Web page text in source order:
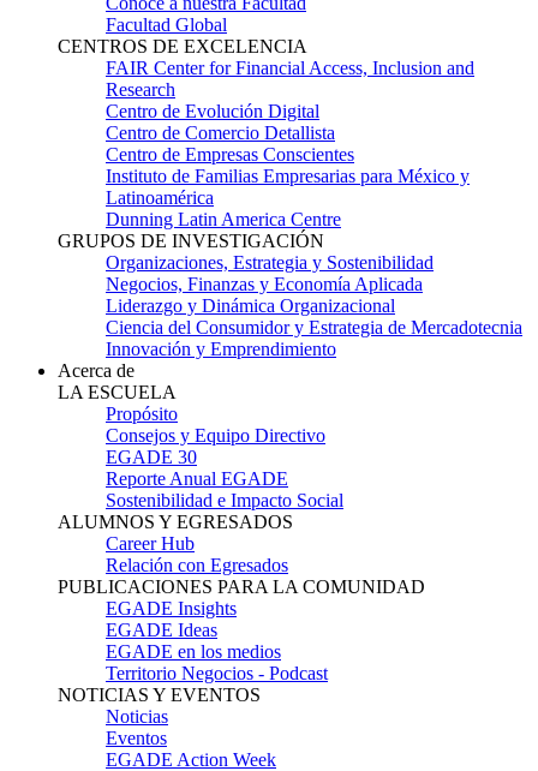
Facultad Global
CENTROS DE EXCELENCIA
FAIR Center for Financial Access, Inclusion and
Research
Centro de Evolución Digital
Centro de Comercio Detallista
Centro de Empresas Conscientes
Instituto de Familias Empresarias para México y
Latinoamérica
Dunning Latin America Centre
GRUPOS DE INVESTIGACIÓN
Organizaciones, Estrategia y Sostenibilidad
Negocios, Finanzas y Economía Aplicada
Liderazgo y Dinámica Organizacional
Ciencia del Consumidor y Estrategia de Mercadotecnia
Innovación y Emprendimiento
Acerca de
LA ESCUELA
Propósito
Consejos y Equipo Directivo
EGADE 30
Reporte Anual EGADE
Sostenibilidad e Impacto Social
ALUMNOS Y EGRESADOS
Career Hub
Relación con Egresados
PUBLICACIONES PARA LA COMUNIDAD
EGADE Insights
EGADE Ideas
EGADE en los medios
Territorio Negocios - Podcast
NOTICIAS Y EVENTOS
Noticias
Eventos
EGADE Action Week